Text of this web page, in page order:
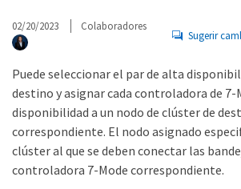
02/20/2023 Colaboradores
Sugerir
Puede seleccionar el par de alta
destino y asignar cada controladora de 7-
disponibilidad a un nodo de clúster de
correspondiente. El nodo asignado
clúster al que se deben conectar las
controladora 7-Mode correspondiente.